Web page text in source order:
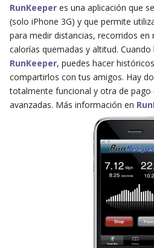
RunKeeperes una aplicación que
(solo iPhone 3G) y que permite
para medir distancias, recorridos
calorías quemadas y altitud.
RunKeeper, puedes hacer
compartirlos con tus amigos. Hay
totalmente funcional y otra de pago
avanzadas. Más información en